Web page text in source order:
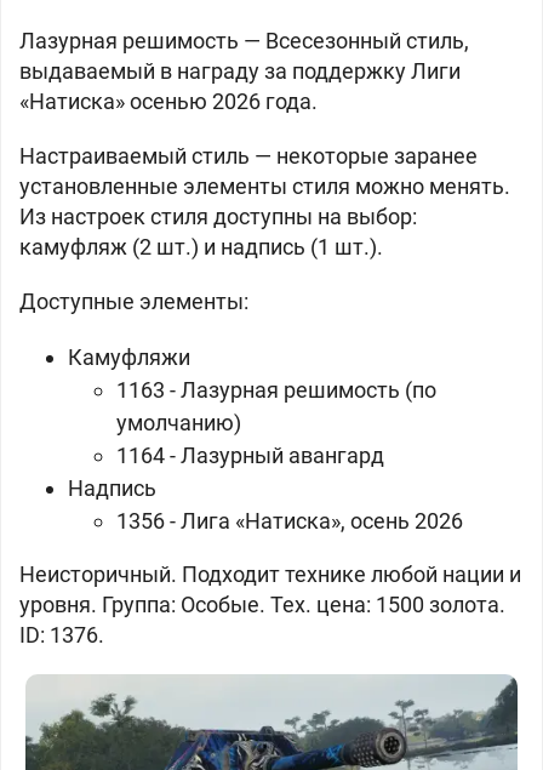
Лазурная решимость — Всесезонный стиль,
выдаваемый в награду за поддержку Лиги
«Натиска» осенью 2026 года.
Настраиваемый стиль — некоторые заранее
установленные элементы стиля можно менять.
Из настроек стиля доступны на выбор:
камуфляж (2 шт.) и надпись (1 шт.).
Доступные элементы:
Камуфляжи
1163 - Лазурная решимость (по
умолчанию)
1164 - Лазурный авангард
Надпись
1356 - Лига «Натиска», осень 2026
Неисторичный. Подходит технике любой нации и
уровня. Группа: Особые. Тех. цена: 1500 золота.
ID: 1376.